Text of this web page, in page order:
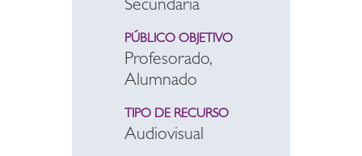
Secundaria
PÚBLICO OBJETIVO
Profesorado,
Alumnado
TIPO DE RECURSO
Audiovisual